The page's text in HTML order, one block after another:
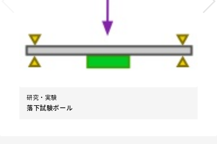
研究・実験
落下試験ボール